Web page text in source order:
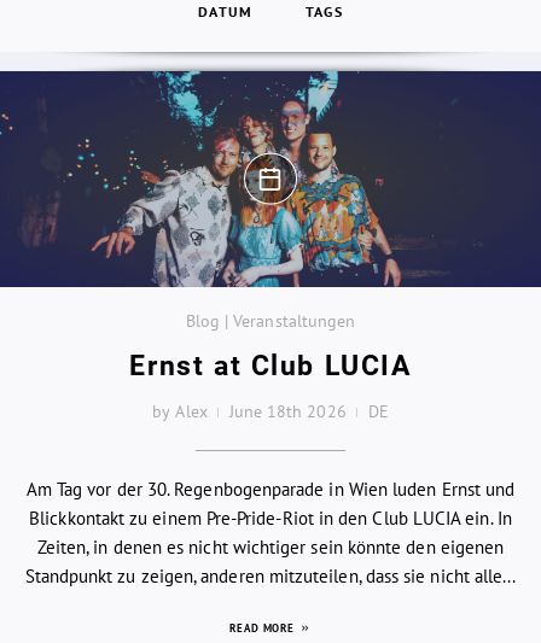
DATUM TAGS
Blog | Veranstaltungen
Ernst at Club LUCIA
by Alex June 18th 2026 DE
Am Tag vor der 30. Regenbogenparade in Wien luden Ernst und
Blickkontakt zu einem Pre-Pride-Riot in den Club LUCIA ein. In
Zeiten, in denen es nicht wichtiger sein könnte den eigenen
Standpunkt zu zeigen, anderen mitzuteilen, dass sie nicht alle...
READ MORE